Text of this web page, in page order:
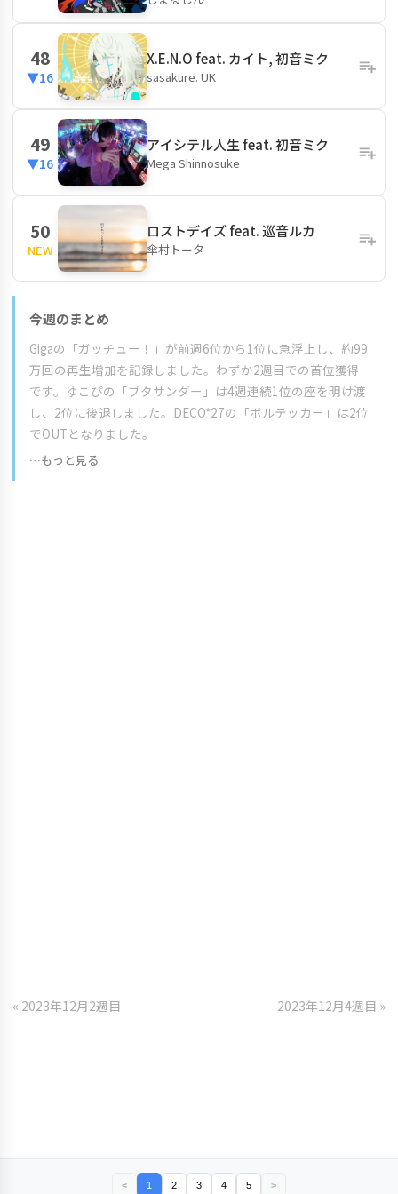
48
▼16
X.E.N.O feat. カイト, 初音ミク
sasakure. UK
49
▼16
アイシテル人生 feat. 初音ミク
Mega Shinnosuke
50
NEW
ロストデイズ feat. 巡音ルカ
傘村トータ
今週のまとめ
Gigaの「ガッチュー！」が前週6位から1位に急浮上し、約99
万回の再生増加を記録しました。わずか2週目での首位獲得
です。ゆこぴの「ブタサンダー」は4週連続1位の座を明け渡
し、2位に後退しました。DECO*27の「ボルテッカー」は2位
でOUTとなりました。
…もっと見る
« 2023年12月2週目 2023年12月4週目 »
< 1 2 3 4 5 >